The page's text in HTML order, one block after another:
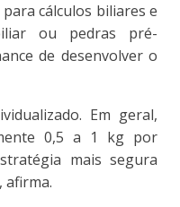
cálculos biliares e
ou pedras pré-
de desenvolver o
Em geral,
0,5 a 1 kg por
mais segura
afirma.